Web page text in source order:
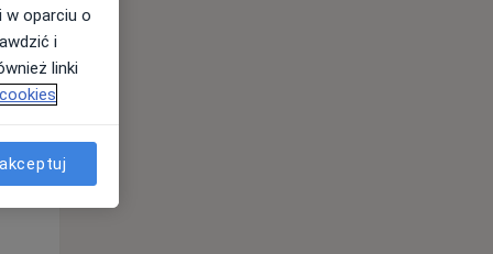
Pon,
10 Sie
w oparciu o
i
linki